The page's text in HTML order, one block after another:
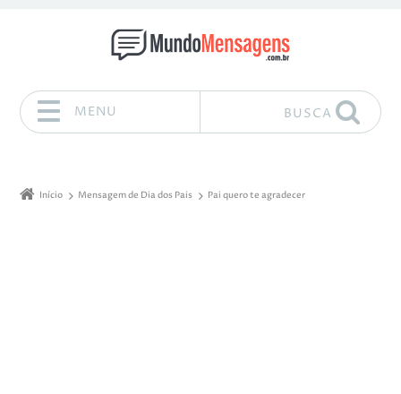
MENU BUSCA
Início Mensagem de Dia dos Pais Pai quero te agradecer